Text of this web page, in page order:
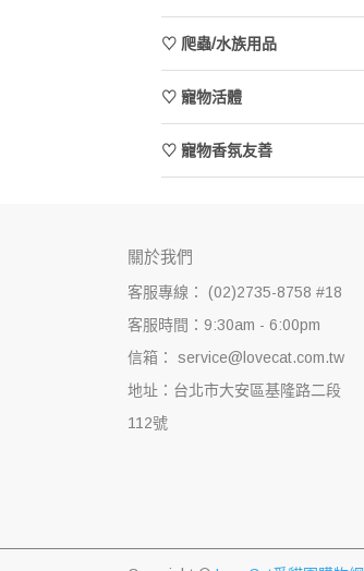
♡ 爬蟲/水族用品
♡ 寵物活體
♡ 寵物香氛友善
關於我們
客服專線： (02)2735-8758 #18
客服時間：9:30am - 6:00pm
信箱： service@lovecat.com.tw
地址：台北市大安區基隆路二段
112號